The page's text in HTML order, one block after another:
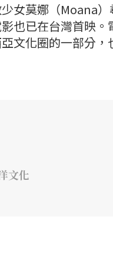
女莫娜（Moana
也已在台灣首映
文化圈的一部分，
文化